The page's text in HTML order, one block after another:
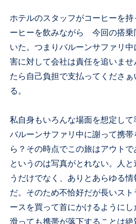
ホテルのスタッフがコーヒーを
ーヒーを飲みながら 今回の搭乗
いた。つまりバルーンサファリ
害に対して会社は責任を追いま
たら自己負担で支払ってくださ
る。
私自身もいろんな場面を想定し
バルーンサファリ中に謝って携
ら？その時点でこの旅はアウト
というのは写真がとれない。人
うだけでなく、ありとあらゆる
だ。そのため不恰好だが長いス
ースを買って首にかけるように
滑っても携帯が落下することは絶